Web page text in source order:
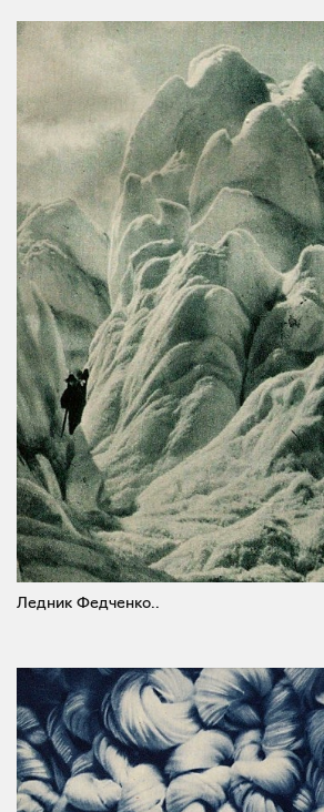
Ледник Федченко..